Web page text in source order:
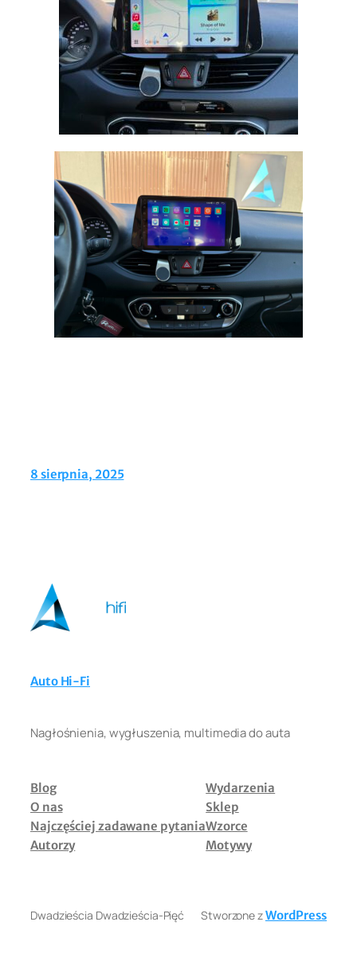
8 sierpnia, 2025
Auto Hi-Fi
Nagłośnienia, wygłuszenia, multimedia do auta
Blog
O nas
Najczęściej zadawane pytania
Autorzy
Wydarzenia
Sklep
Wzorce
Motywy
Dwadzieścia Dwadzieścia-Pięć Stworzone zWordPress